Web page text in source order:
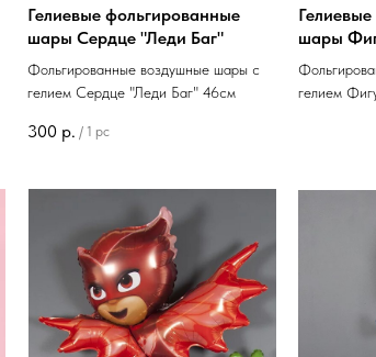
Гелиевые фольгированные
шары Сердце "Леди Баг"
Фольгированные воздушные шары с
гелием Сердце "Леди Баг" 46см
300 р. / 1 pc
шары
гелием